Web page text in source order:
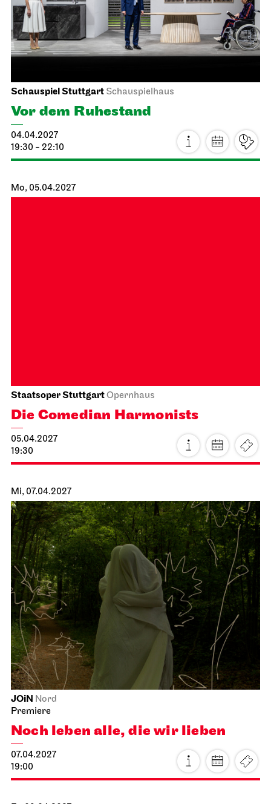
Mi, 31.03.2027
Staatsoper StuttgartOpernhaus
La Cenerentola
01.04.2027
19:00 - 22:30
Fr, 02.04.2027